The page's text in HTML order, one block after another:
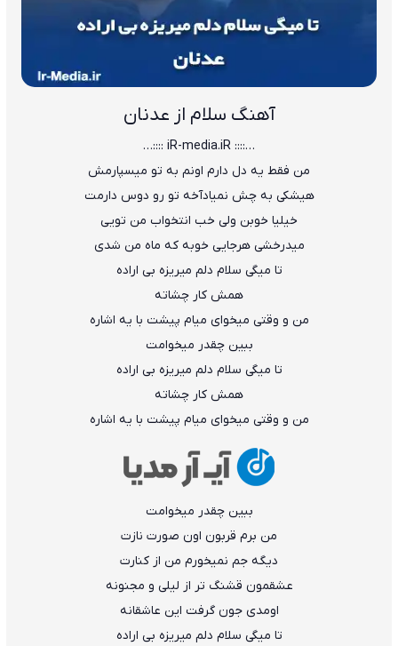
آهنگ سلام از عدنان
…:::: iR-media.iR ::::…
من فقط یه دل دارم اونم به تو میسپارمش
هیشکی به چش نمیادآخه تو رو دوس دارمت
خیلیا خوبن ولی خب انتخواب من تویی
میدرخشی هرجایی خوبه که ماه من شدی
تا میگی سلام دلم میریزه بی اراده
همش کار چشاته
من و وقتی میخوای میام پیشت با یه اشاره
ببین چقدر میخوامت
تا میگی سلام دلم میریزه بی اراده
همش کار چشاته
من و وقتی میخوای میام پیشت با یه اشاره
ببین چقدر میخوامت
من برم قربون اون صورت نازت
دیگه جم نمیخورم من از کنارت
عشقمون قشنگ تر از لیلی و مجنونه
اومدی جون گرفت این عاشقانه
تا میگی سلام دلم میریزه بی اراده